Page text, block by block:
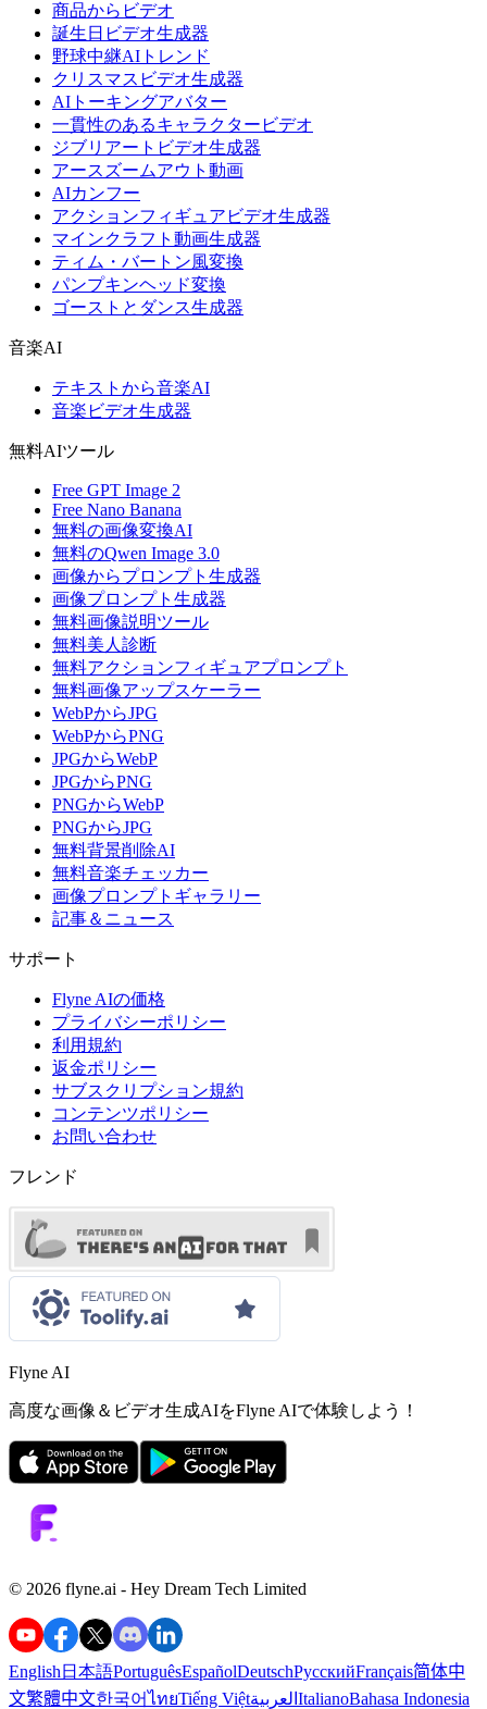
商品からビデオ
誕生日ビデオ生成器
野球中継AIトレンド
クリスマスビデオ生成器
AIトーキングアバター
一貫性のあるキャラクタービデオ
ジブリアートビデオ生成器
アースズームアウト動画
AIカンフー
アクションフィギュアビデオ生成器
マインクラフト動画生成器
ティム・バートン風変換
パンプキンヘッド変換
ゴーストとダンス生成器
音楽AI
テキストから音楽AI
音楽ビデオ生成器
無料AIツール
Free GPT Image 2
Free Nano Banana
無料の画像変換AI
無料のQwen Image 3.0
画像からプロンプト生成器
画像プロンプト生成器
無料画像説明ツール
無料美人診断
無料アクションフィギュアプロンプト
無料画像アップスケーラー
WebPからJPG
WebPからPNG
JPGからWebP
JPGからPNG
PNGからWebP
PNGからJPG
無料背景削除AI
無料音楽チェッカー
画像プロンプトギャラリー
記事＆ニュース
サポート
Flyne AIの価格
プライバシーポリシー
利用規約
返金ポリシー
サブスクリプション規約
コンテンツポリシー
お問い合わせ
フレンド
Flyne AI
高度な画像＆ビデオ生成AIをFlyne AIで体験しよう！
©️ 2026 flyne.ai - Hey Dream Tech Limited
English日本語PortuguêsEspañolDeutschРусскийFrançais简体中
文繁體中文한국어ไทยTiếng Việtالعربية ItalianoBahasa Indonesia